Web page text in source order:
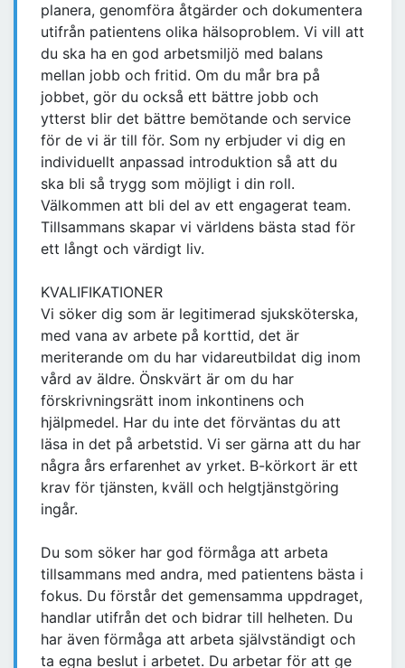
planera, genomföra åtgärder och dokumentera
utifrån patientens olika hälsoproblem. Vi vill att
du ska ha en god arbetsmiljö med balans
mellan jobb och fritid. Om du mår bra på
jobbet, gör du också ett bättre jobb och
ytterst blir det bättre bemötande och service
för de vi är till för. Som ny erbjuder vi dig en
individuellt anpassad introduktion så att du
ska bli så trygg som möjligt i din roll.
Välkommen att bli del av ett engagerat team.
Tillsammans skapar vi världens bästa stad för
ett långt och värdigt liv.
KVALIFIKATIONER
Vi söker dig som är legitimerad sjuksköterska,
med vana av arbete på korttid, det är
meriterande om du har vidareutbildat dig inom
vård av äldre. Önskvärt är om du har
förskrivningsrätt inom inkontinens och
hjälpmedel. Har du inte det förväntas du att
läsa in det på arbetstid. Vi ser gärna att du har
några års erfarenhet av yrket. B-körkort är ett
krav för tjänsten, kväll och helgtjänstgöring
ingår.
Du som söker har god förmåga att arbeta
tillsammans med andra, med patientens bästa i
fokus. Du förstår det gemensamma uppdraget,
handlar utifrån det och bidrar till helheten. Du
har även förmåga att arbeta självständigt och
ta egna beslut i arbetet. Du arbetar för att ge